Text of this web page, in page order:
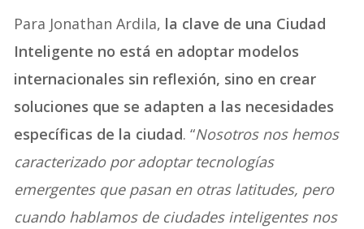
Para Jonathan Ardila, la clave de una Ciudad
Inteligente no está en adoptar modelos
internacionales sin reflexión, sino en crear
soluciones que se adapten a las necesidades
específicas de la ciudad. “Nosotros nos hemos
caracterizado por adoptar tecnologías
emergentes que pasan en otras latitudes, pero
cuando hablamos de ciudades inteligentes nos